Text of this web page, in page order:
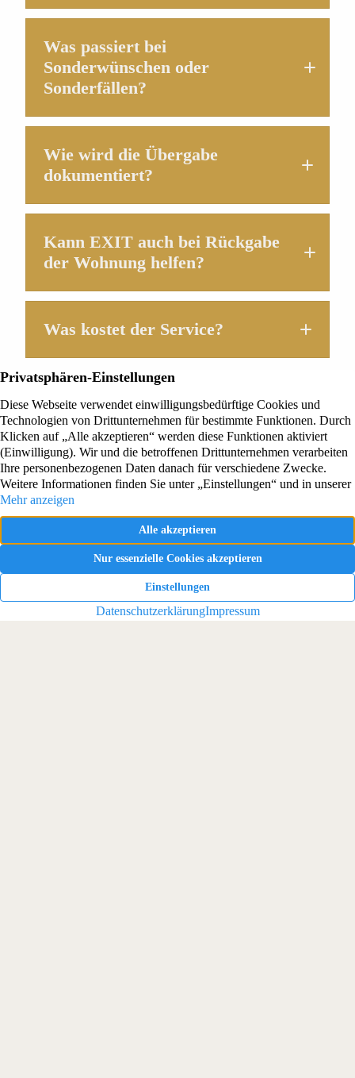
Was passiert bei
Sonderwünschen oder
Sonderfällen?
Wie wird die Übergabe
dokumentiert?
Kann EXIT auch bei Rückgabe
der Wohnung helfen?
Was kostet der Service?
Gemeinsam zu Ihrem Erfolg.
Möchten Sie erfolgreich
verkaufen oder vermieten?
Wir begleiten Sie gern.